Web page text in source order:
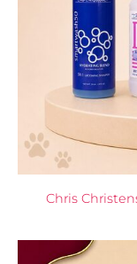
Chris